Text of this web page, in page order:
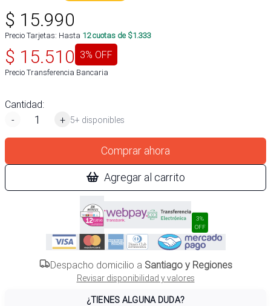
$ 15.990
Precio Tarjetas: Hasta 12cuotas de $1.333
$ 15.510 3% OFF
Precio Transferencia Bancaria
Cantidad:
-
+ 5+ disponibles
Comprar ahora
Agregar al carrito
3%
OFF
Despacho domicilio a Santiago y Regiones
Revisar disponibilidad y valores
¿TIENES ALGUNA DUDA?